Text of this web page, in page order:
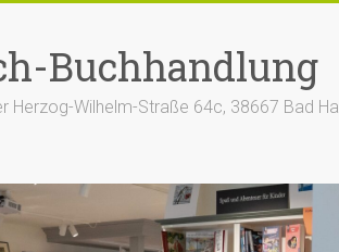
Buchhandlung
Herzog-Wilhelm-Straße 64c, 38667 Bad